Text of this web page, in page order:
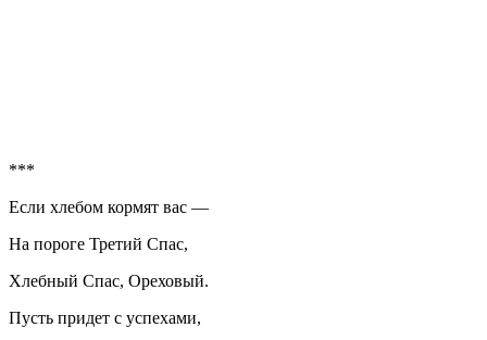
***
Если хлебом кормят вас —
На пороге Третий Спас,
Хлебный Спас, Ореховый.
Пусть придет с успехами,